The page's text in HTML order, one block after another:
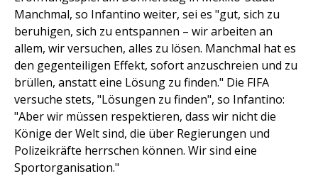
Manchmal, so Infantino weiter, sei es "gut, sich zu
beruhigen, sich zu entspannen – wir arbeiten an
allem, wir versuchen, alles zu lösen. Manchmal hat es
den gegenteiligen Effekt, sofort anzuschreien und zu
brüllen, anstatt eine Lösung zu finden." Die FIFA
versuche stets, "Lösungen zu finden", so Infantino:
"Aber wir müssen respektieren, dass wir nicht die
Könige der Welt sind, die über Regierungen und
Polizeikräfte herrschen können. Wir sind eine
Sportorganisation."